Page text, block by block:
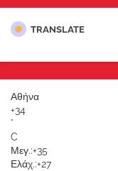
TRANSLATE
Αθήνα
+34
°
C
Μεγ.:+35
Ελάχ.:+27